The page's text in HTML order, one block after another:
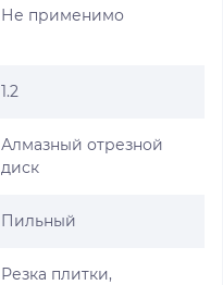
Не применимо
1.2
Алмазный отрезной
диск
Пильный
Резка плитки,